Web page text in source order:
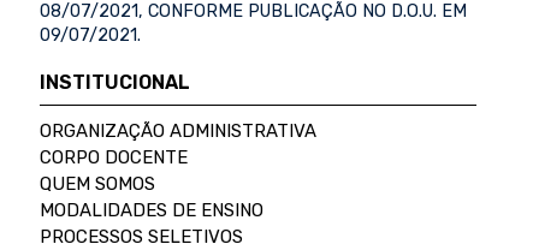
08/07/2021, CONFORME PUBLICAÇÃO NO D.O.U. EM
09/07/2021.
INSTITUCIONAL
ORGANIZAÇÃO ADMINISTRATIVA
CORPO DOCENTE
QUEM SOMOS
MODALIDADES DE ENSINO
PROCESSOS SELETIVOS